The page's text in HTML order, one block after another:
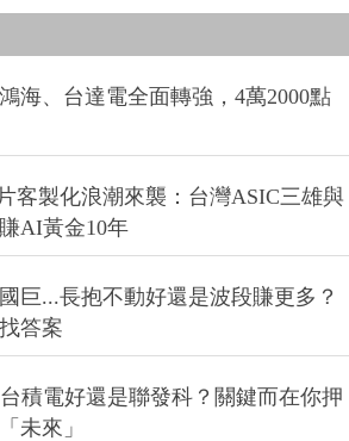
海、台達電全面轉強，4萬2000點
客製化浪潮來襲：台灣ASIC三雄與
AI黃金10年
巨...長抱不動好還是波段賺更多？
答案
積電好還是聯發科？關鍵而在你押
未來」